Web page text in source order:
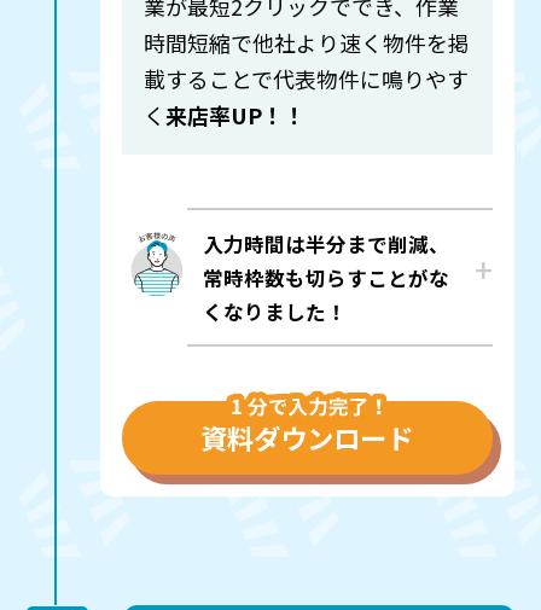
時間短縮で他社より速く物件を掲
載することで代表物件に鳴りやす
く 来店率UP！！
入力時間は半分まで削減、
常時枠数も切らすことがな
くなりました！
資料ダウンロード